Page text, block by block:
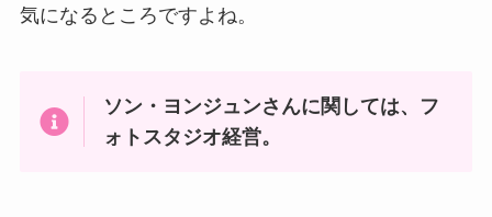
気になるところですよね。
ソン・ヨンジュンさんに関しては、フ
ォトスタジオ経営。